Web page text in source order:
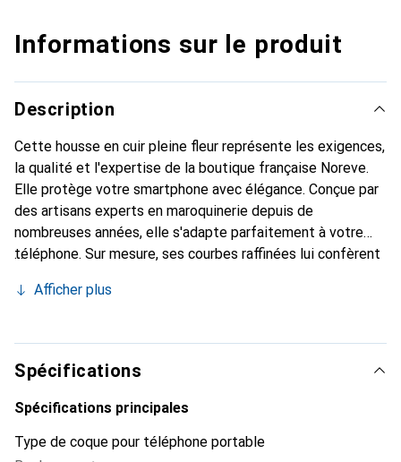
Informations sur le produit
Description
Cette housse en cuir pleine fleur représente les exigences,
la qualité et l'expertise de la boutique française Noreve.
Elle protège votre smartphone avec élégance. Conçue par
des artisans experts en maroquinerie depuis de
nombreuses années, elle s'adapte parfaitement à votre
téléphone. Sur mesure, ses courbes raffinées lui confèrent
et indispensable pour votre smartphone. Reconnaître
marque Noreve est un choix sûr pour une clientèle
exigeante.
Afficher plus
Spécifications
Spécifications principales
Type de coque pour téléphone portable